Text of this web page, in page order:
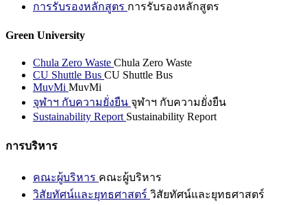
การรับรองหลักสูตร การรับรองหลักสูตร
Green University
Chula Zero Waste Chula Zero Waste
CU Shuttle Bus CU Shuttle Bus
MuvMi MuvMi
จุฬาฯ กับความยั่งยืน จุฬาฯ กับความยั่งยืน
Sustainability Report Sustainability Report
การบริหาร
คณะผู้บริหาร คณะผู้บริหาร
วิสัยทัศน์และยุทธศาสตร์ วิสัยทัศน์และยุทธศาสตร์